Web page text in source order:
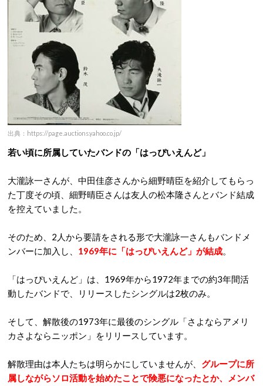
出典：https://page.auctions.yahoo.co.jp/
若い頃に所属していたバンドの「はっぴいえんど」
大瀧詠一さんが、中田佳彦さんから細野晴臣を紹介してもらっ
た丁度その頃、細野晴臣さんは友人の松本隆さんとバンド結成
を控えていました。
そのため、2人から要請をされる形で大瀧詠一さんもバンドメ
ンバーに加入し、 1969年に「はっぴいえんど」が結成。
「はっぴいえんど」は、1969年から1972年までの約3年間活
動したバンドで、リリースしたシングルは2枚のみ。
そして、解散後の1973年に最後のシングル「さよならアメリ
カさよならニッポン」をリリースしています。
解散理由は本人たちは明らかにしていませんが、 グループに所
属しながらソロ活動を始めたことで険悪になったとか、メンバ